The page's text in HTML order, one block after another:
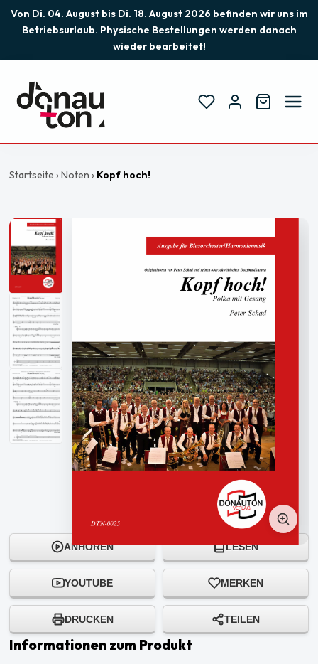
Von Di. 04. August bis Di. 18. August 2026 befinden wir uns im
Betriebsurlaub. Physische Bestellungen werden danach
wieder bearbeitet!
Startseite ›Noten › Kopf hoch!
ANHÖREN LESEN
YOUTUBE MERKEN
DRUCKEN TEILEN
Informationen zum Produkt